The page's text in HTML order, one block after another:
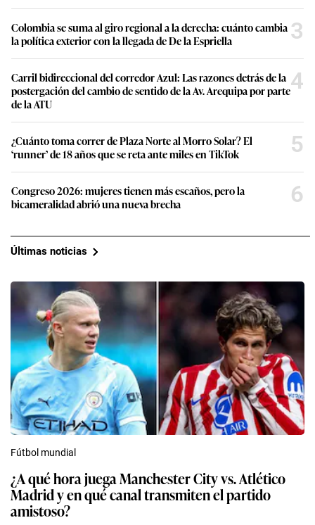
Colombia se suma al giro regional a la derecha: cuánto cambia
la política exterior con la llegada de De la Espriella
3
Carril bidireccional del corredor Azul: Las razones detrás de la
postergación del cambio de sentido de la Av. Arequipa por parte
de la ATU
4
¿Cuánto toma correr de Plaza Norte al Morro Solar? El
‘runner’ de 18 años que se reta ante miles en TikTok
5
Congreso 2026: mujeres tienen más escaños, pero la
bicameralidad abrió una nueva brecha
6
Últimas noticias
Fútbol mundial
¿A qué hora juega Manchester City vs. Atlético
Madrid y en qué canal transmiten el partido
amistoso?